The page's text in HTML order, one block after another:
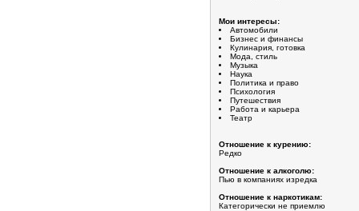
Мои интересы:
Автомобили
Бизнес и финансы
Кулинария, готовка
Мода, стиль
Музыка
Наука
Политика и право
Психология
Путешествия
Работа и карьера
Театр
Отношение к курению:
Редко
Отношение к алкоголю:
Пью в компаниях изредка
Отношение к наркотикам:
Категорически не приемлю